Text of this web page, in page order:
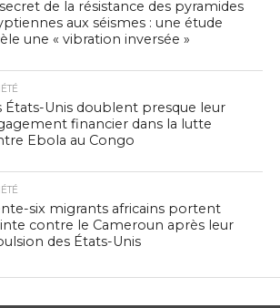
de la résistance des pyramides
aux séismes : une étude
une « vibration inversée »
États-Unis doublent presque leur
financier dans la lutte
Ebola au Congo
six migrants africains portent
contre le Cameroun après leur
des États-Unis